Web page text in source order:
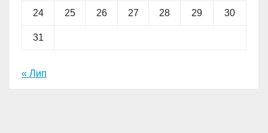
24 25 26 27 28 29 30
31
« Лип